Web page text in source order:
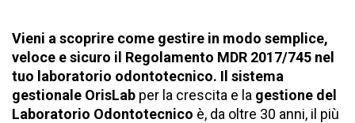
Vieni a scoprire come gestire in modo semplice,
veloce e sicuro il Regolamento MDR 2017/745 nel
tuo laboratorio odontotecnico. Il sistema
gestionale OrisLab per la crescita e la gestione del
Laboratorio Odontotecnico è, da oltre 30 anni, il più